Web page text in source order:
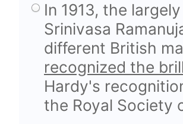
In 1913, the
Srinivasa
different British
recognized the
Hardy's
the Royal Society